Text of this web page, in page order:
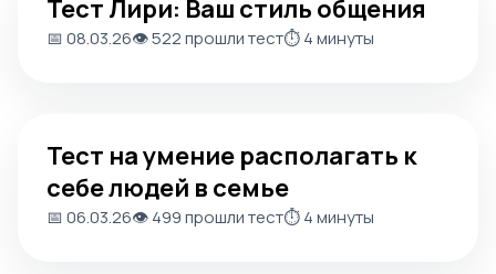
Тест Лири: Ваш стиль общения
📅 08.03.26👁️ 522 прошли тест⏱️ 4 минуты
Тест на умение располагать к
себе людей в семье
📅 06.03.26👁️ 499 прошли тест⏱️ 4 минуты